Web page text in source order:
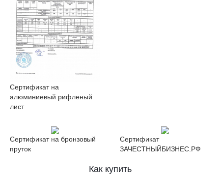
Сертификат на
алюминиевый рифленый
лист
Сертификат на бронзовый
пруток
Сертификат
ЗАЧЕСТНЫЙБИЗНЕС.РФ
Как купить